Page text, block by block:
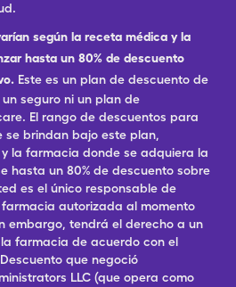
según la receta médica y la
hasta un 80% de descuento
Este es un plan de descuento de
seguro ni un plan de
El rango de descuentos para
se brindan bajo este plan,
la farmacia donde se adquiera la
hasta un 80% de descuento sobre
es el único responsable de
autorizada al momento
embargo, tendrá el derecho a un
farmacia de acuerdo con el
que negoció
LLC (que opera como